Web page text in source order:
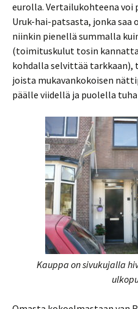
eurolla. Vertailukohteena voi
Uruk-hai-patsasta, jonka
niinkin pienellä summalla
(toimituskulut tosin
kohdalla selvittää tarkkaan),
joista mukavankokoisen
päälle viidellä ja puolella
Kauppa on sivukujalla